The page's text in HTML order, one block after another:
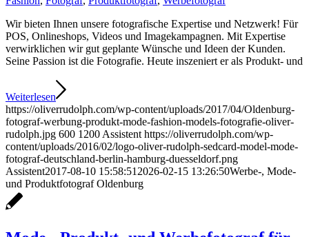
Wir bieten Ihnen unsere fotografische Expertise und Netzwerk! Für
POS, Onlineshops, Videos und Imagekampagnen. Mit Expertise
verwirklichen wir gut geplante Wünsche und Ideen der Kunden.
Seine Passion ist die Fotografie. Heute inszeniert er als Produkt- und
Weiterlesen
https://oliverrudolph.com/wp-content/uploads/2017/04/Oldenburg-
fotograf-werbung-produkt-mode-fashion-models-fotografie-oliver-
rudolph.jpg 600 1200 Assistent https://oliverrudolph.com/wp-
content/uploads/2016/02/logo-oliver-rudolph-sedcard-model-mode-
fotograf-deutschland-berlin-hamburg-duesseldorf.png
Assistent2017-08-10 15:58:51 2026-02-15 13:26:50Werbe-, Mode-
und Produktfotograf Oldenburg